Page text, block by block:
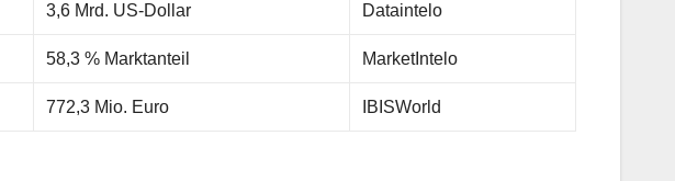
3,6 Mrd. US-Dollar Dataintelo
58,3 % Marktanteil MarketIntelo
772,3 Mio. Euro IBISWorld